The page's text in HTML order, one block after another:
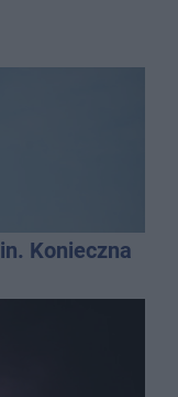
Konieczna